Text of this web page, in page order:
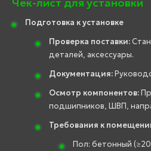
Чек-лист для установки
Подготовка к установке
Проверка поставки:
деталей, аксессуары.
Документация:
Осмотр компонентов:
подшипников, ШВП,
Требования к
Пол: бетонный